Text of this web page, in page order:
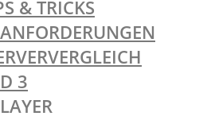
& TRICKS
3